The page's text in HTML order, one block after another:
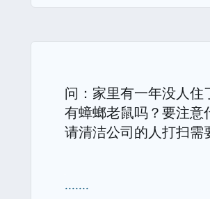
问：家里有一年没人住
有蟑螂老鼠吗？要注意
请清洁公司的人打扫需
.......